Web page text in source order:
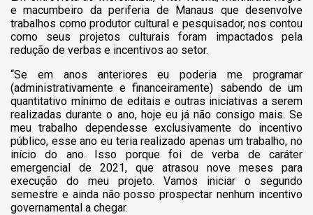
e macumbeiro da periferia de Manaus que desenvolve
trabalhos como produtor cultural e pesquisador, nos contou
como seus projetos culturais foram impactados pela
redução de verbas e incentivos ao setor.
“Se em anos anteriores eu poderia me programar
(administrativamente e financeiramente) sabendo de um
quantitativo mínimo de editais e outras iniciativas a serem
realizadas durante o ano, hoje eu já não consigo mais. Se
meu trabalho dependesse exclusivamente do incentivo
público, esse ano eu teria realizado apenas um trabalho, no
início do ano. Isso porque foi de verba de caráter
emergencial de 2021, que atrasou nove meses para
execução do meu projeto. Vamos iniciar o segundo
semestre e ainda não posso prospectar nenhum incentivo
governamental a chegar.